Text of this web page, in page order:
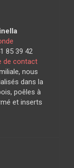
85 39 42
de contact
nous
dans la
poêles à
et inserts